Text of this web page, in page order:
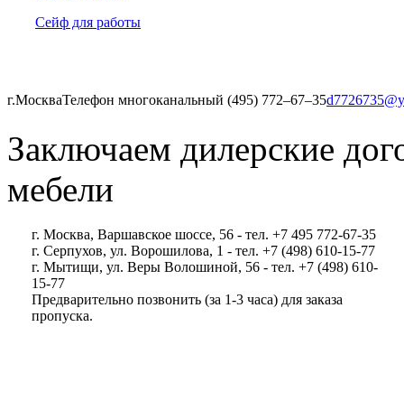
Сейф для работы
г.МоскваТелефон многоканальный (495) 772‒67‒35
Заключаем дилерские
мебели
г. Москва, Варшавское шоссе, 56 - тел. +7 495 772-67-35
г. Серпухов, ул. Ворошилова, 1 - тел. +7 (498) 610-15-77
г. Мытищи, ул. Веры Волошиной, 56 - тел. +7 (498) 610-
15-77
Предварительно позвонить (за 1-3 часа) для заказа
пропуска.